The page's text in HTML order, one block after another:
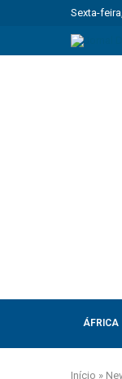
Sexta-
ÁFRICA
Início »